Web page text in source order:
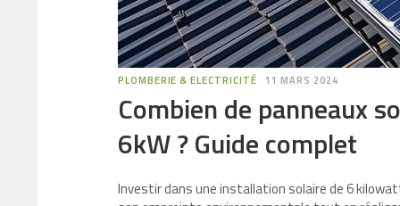
PLOMBERIE & ELECTRICITÉ 11 MARS 2024
Combien de panneaux
6kW ? Guide complet
Investir dans une installation solaire de 6